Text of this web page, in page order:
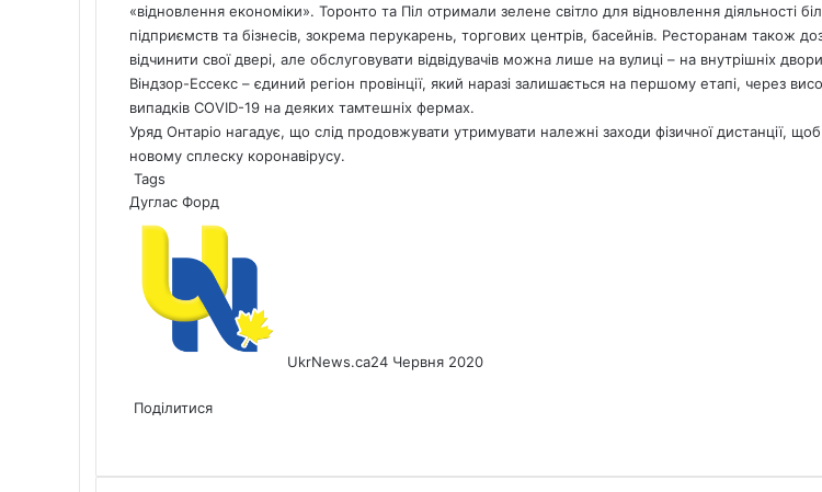
«відновлення економіки». Торонто та Піл отримали зелене світло для відновлення діяльності
підприємств та бізнесів, зокрема перукарень, торгових центрів, басейнів. Ресторанам також
відчинити свої двері, але обслуговувати відвідувачів можна лише на вулиці – на внутрішніх
Віндзор-Ессекс – єдиний регіон провінції, який наразі залишається на першому етапі, через
випадків COVID-19 на деяких тамтешніх фермах.
Уряд Онтаріо нагадує, що слід продовжувати утримувати належні заходи фізичної дистанції, щоб
новому сплеску коронавірусу.
Tags
Дуглас Форд
UkrNews.ca24 Червня 2020
via
Поділитися
Email